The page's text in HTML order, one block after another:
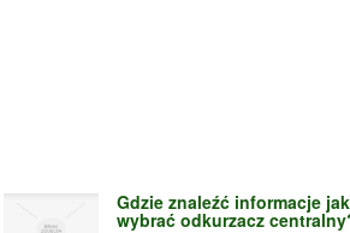
Gdzie znaleźć informacje jak
wybrać odkurzacz